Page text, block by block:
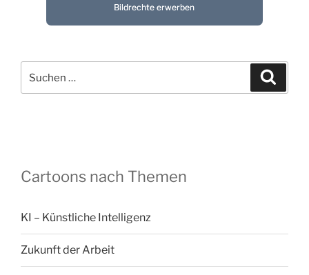
Bildrechte erwerben
nach:
Cartoons nach Themen
KI – Künstliche Intelligenz
Zukunft der Arbeit